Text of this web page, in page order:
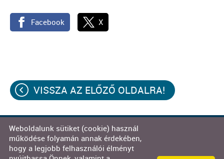
Facebook X
VISSZA AZ ELŐZŐ OLDALRA!
© 2026 - Decor-Team Kft.
Weboldalunk sütiket (cookie) használ
működése folyamán annak érdekében,
hogy a legjobb felhasználói élményt